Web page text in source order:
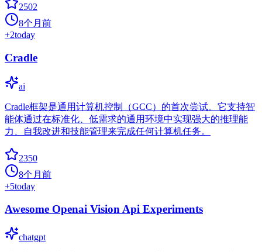
2502
8个月前
+2today
Cradle
ai
Cradle框架是通用计算机控制（GCC）的首次尝试。它支持智
能体通过在标准化、低需求的通用环境中实现强大的推理能
力、自我改进和技能管理来完成任何计算机任务。
2350
8个月前
+5today
Awesome Openai Vision Api Experiments
chatgpt